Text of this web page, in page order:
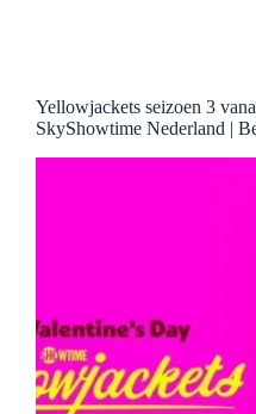
Yellowjackets seizoen 3
SkyShowtime Nederland |